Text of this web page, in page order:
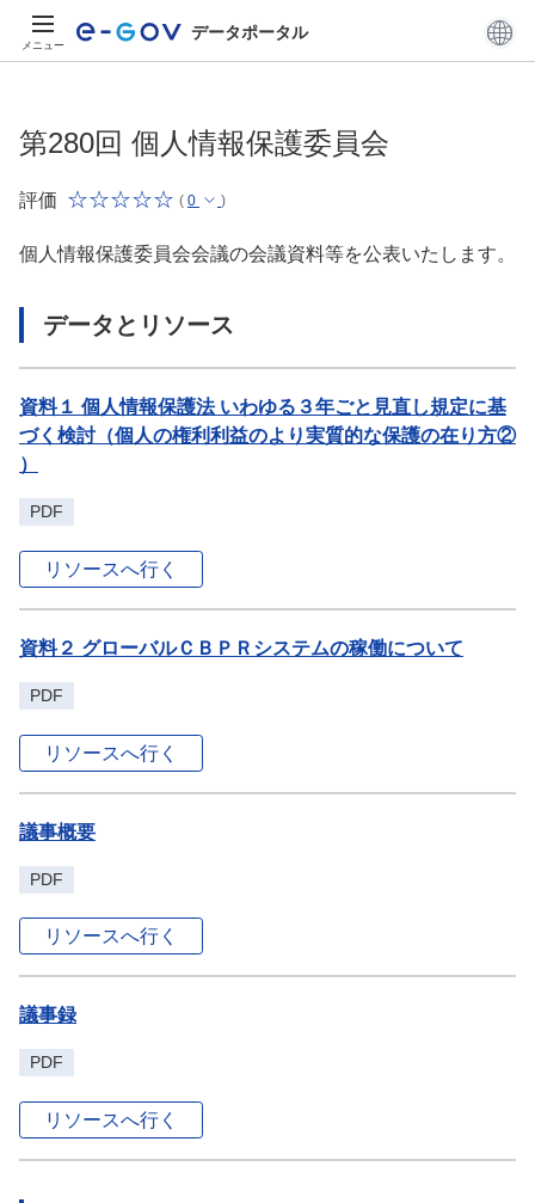
メニュー
データポータル
第280回 個人情報保護委員会
評価 ( 0 )
個人情報保護委員会会議の会議資料等を公表いたします。
データとリソース
資料１ 個人情報保護法 いわゆる３年ごと見直し規定に基
づく検討（個人の権利利益のより実質的な保護の在り方②
）
PDF
リソースへ行く
資料２ グローバルＣＢＰＲシステムの稼働について
PDF
リソースへ行く
議事概要
PDF
リソースへ行く
議事録
PDF
リソースへ行く